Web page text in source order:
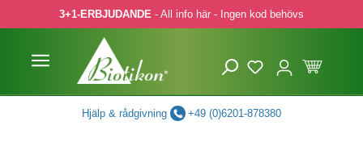
till huvudinnehåll
Hoppa till sökning
Hoppa till huvudnavigering
3+1-ERBJUDANDE - All info här - Ingen kod behövs
Hjälp & rådgivning +49 (0)6201-878380